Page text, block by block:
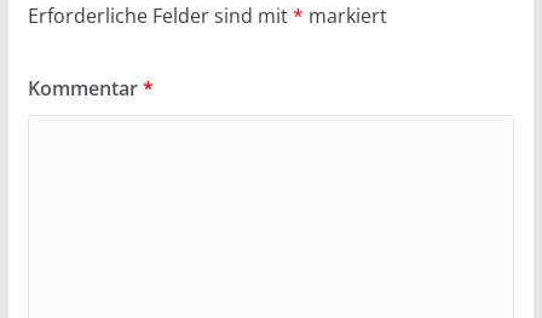
Erforderliche Felder sind mit* markiert
Kommentar*